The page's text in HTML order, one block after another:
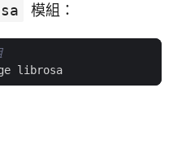
模組：